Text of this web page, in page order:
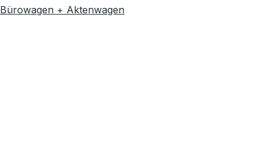
Bürowagen + Aktenwagen